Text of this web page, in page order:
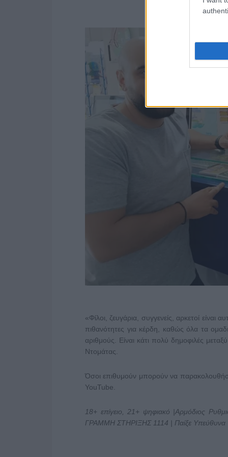
«Φίλοι, ζευγάρια, συγγενείς, αρκετοί είναι
πιθανότητες για κέρδη, καθώς όλα τα
αριθμούς. Είναι κάτι πολύ δημοφιλές
Ντομάτας.
Όσοι επιθυμούν μπορούν να
YouTube.
18+ επίγειο, 21+ ψηφιακό |Αρμόδιος
ΓΡΑΜΜΗ ΣΤΗΡΙΞΗΣ 1114 | Παίξε Υπεύθυνα